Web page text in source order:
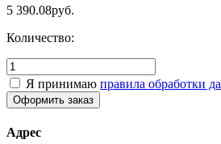
5 390.08руб.
Количество:
Я принимаю правила обработки
Адрес